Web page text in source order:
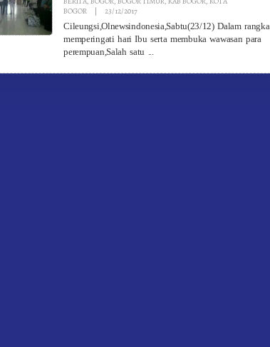
BOGOR
| 23/12/2017By
Cileungsi,Olnewsindonesia,Sabtu(23/12) Dalam rangka
memperingati hari Ibu serta membuka wawasan para
perempuan,Salah satu